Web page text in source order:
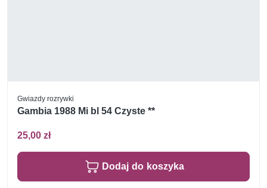
Gwiazdy rozrywki
Gambia 1988 Mi bl 54 Czyste **
25,00 zł
Dodaj do koszyka